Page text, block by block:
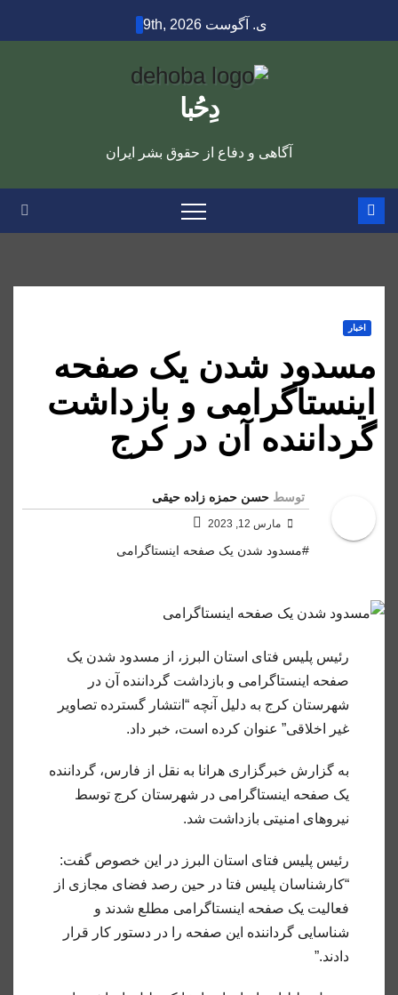
to
ی. آگوست 9th, 2026
دِحُبا
آگاهی و دفاع از حقوق بشر ایران
اخبار
مسدود شدن یک صفحه
اینستاگرامی و بازداشت
گرداننده آن در کرج
توسط حسن حمزه زاده حیقی
مارس 12, 2023
#مسدود شدن یک صفحه اینستاگرامی
رئیس پلیس فتای استان البرز، از مسدود شدن یک
صفحه اینستاگرامی و بازداشت گرداننده آن در
شهرستان کرج به دلیل آنچه “انتشار گسترده تصاویر
غیر اخلاقی” عنوان کرده است، خبر داد.
به گزارش خبرگزاری هرانا به نقل از فارس، گرداننده
یک صفحه اینستاگرامی در شهرستان کرج توسط
نیروهای امنیتی بازداشت شد.
رئیس پلیس فتای استان البرز در این خصوص گفت:
“کارشناسان پلیس فتا در حین رصد فضای مجازی از
فعالیت یک صفحه اینستاگرامی مطلع شدند و
شناسایی گرداننده این صفحه را در دستور کار قرار
دادند.”